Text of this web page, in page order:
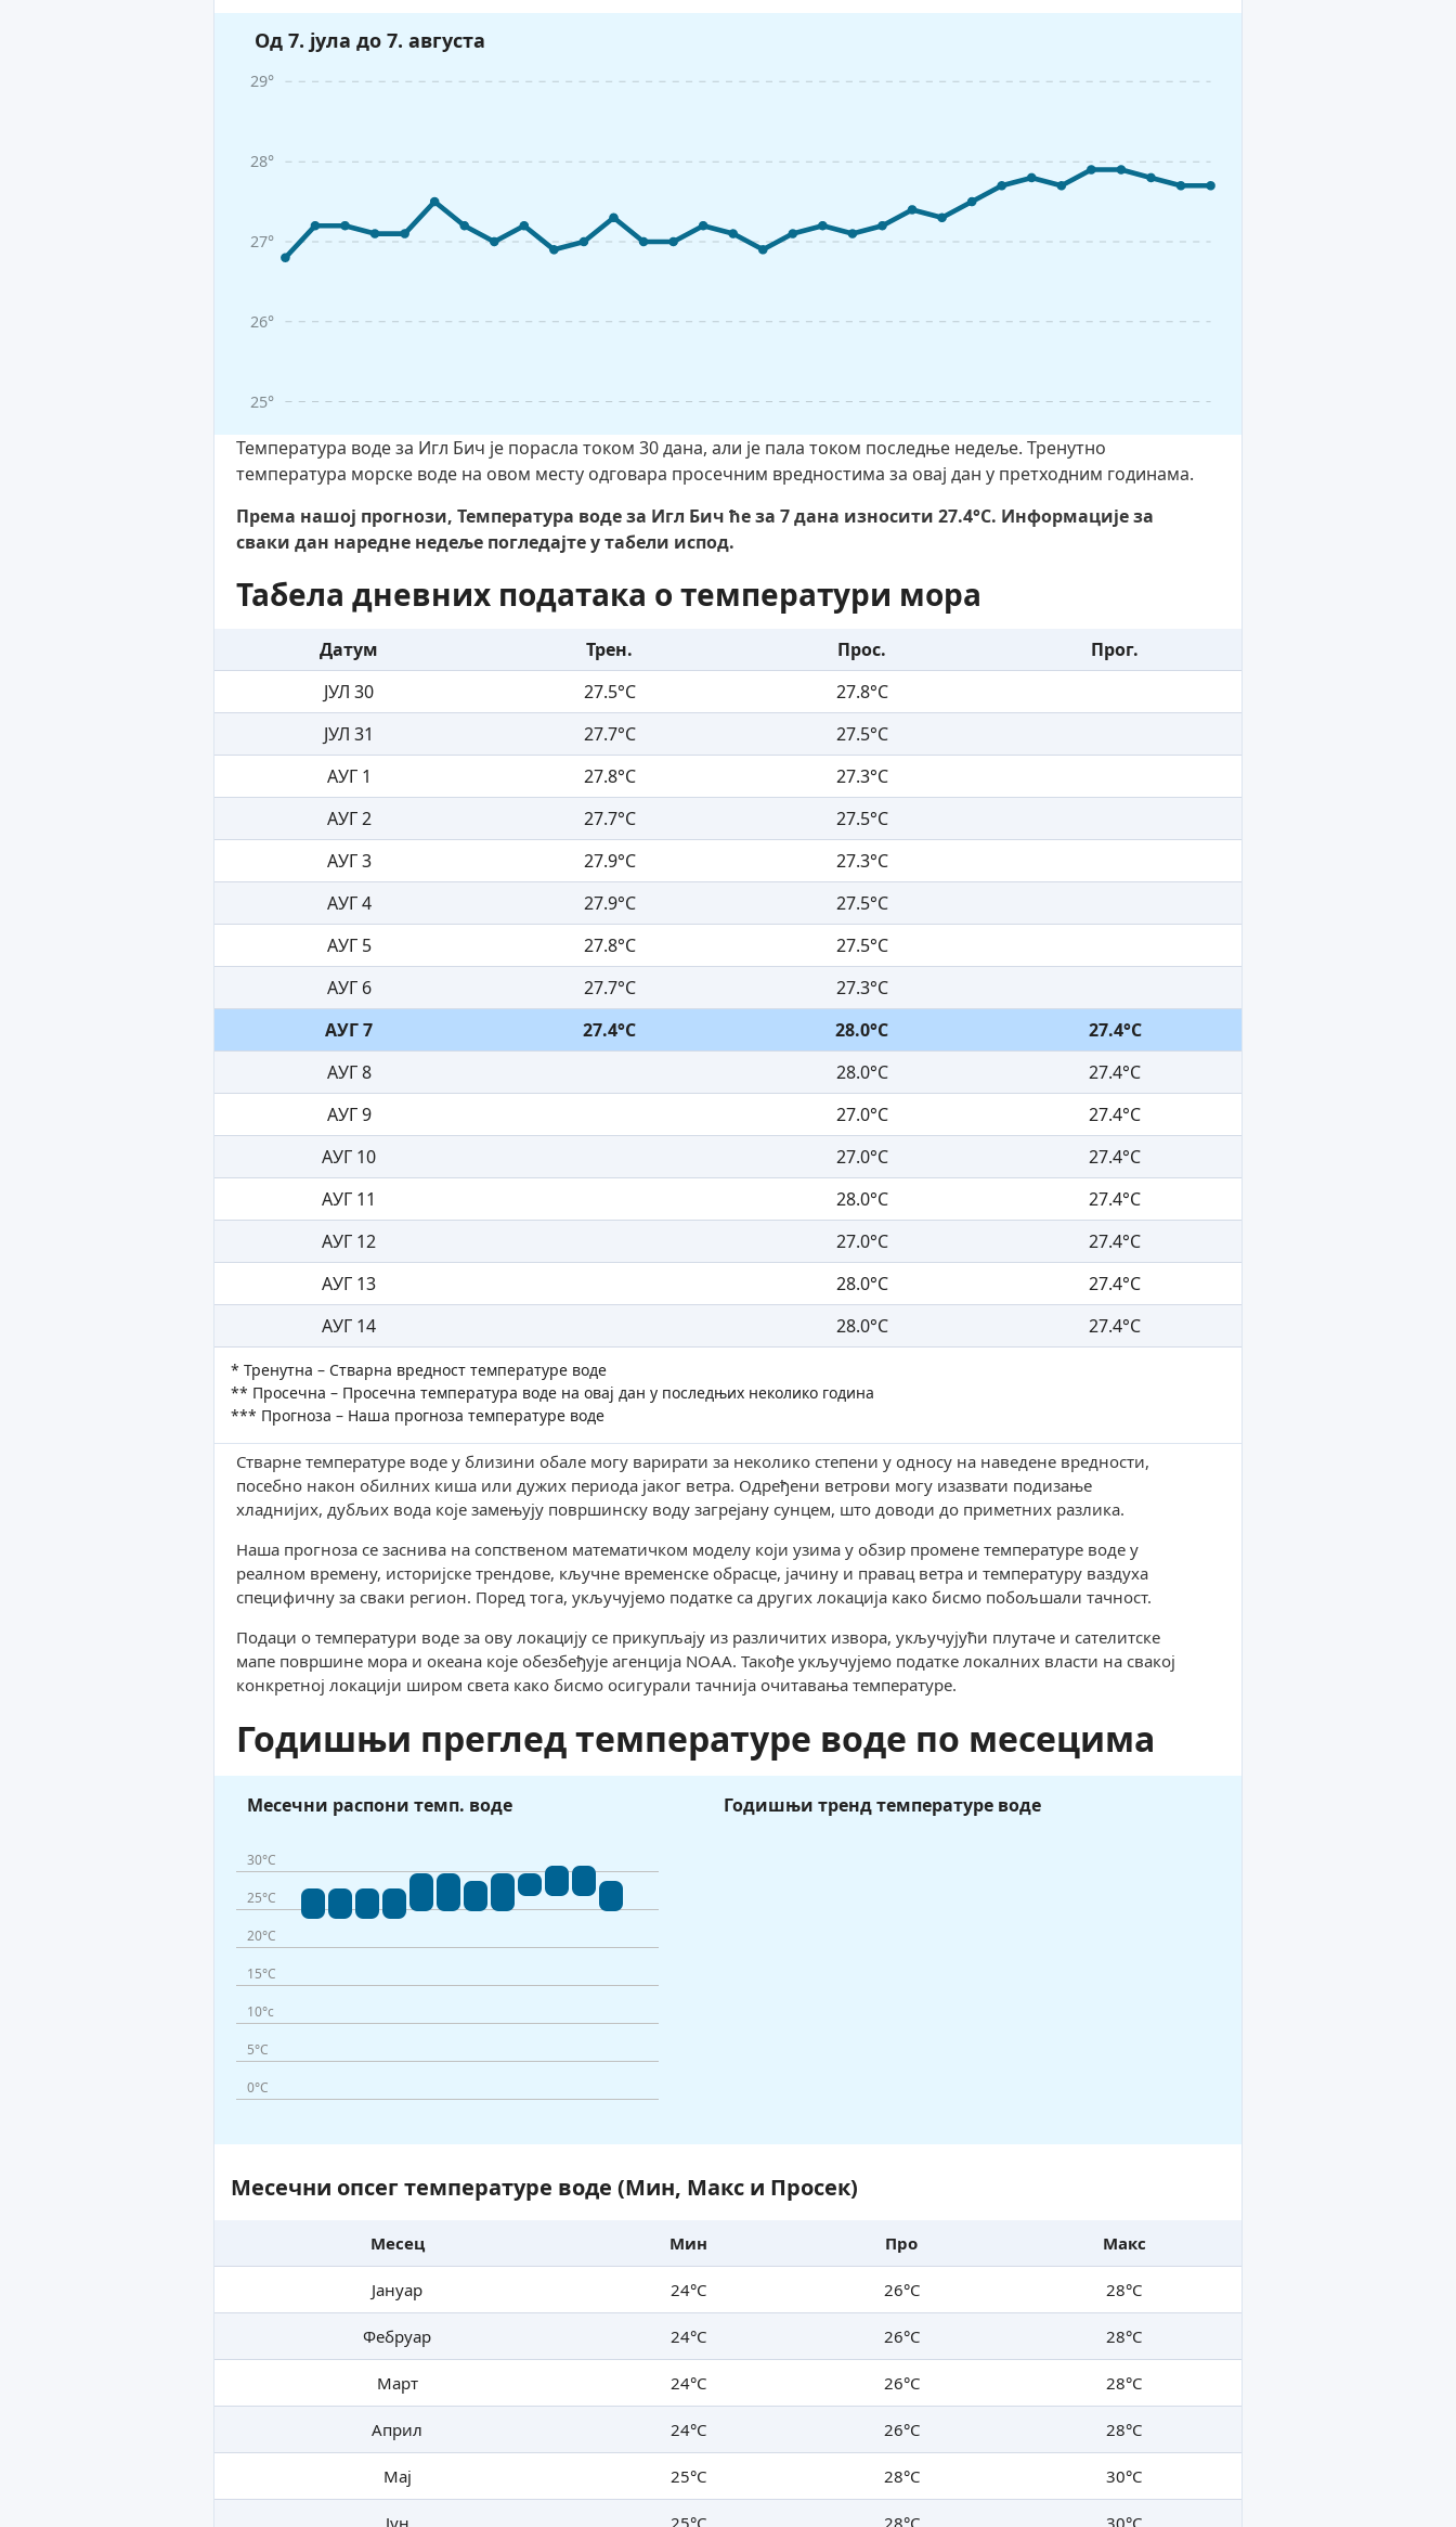
Од 7. јула до 7. августа
25°
26°
27°
28°
29°
Температура воде за Игл Бич је порасла током 30 дана, али је пала током последње недеље. Тренутно
температура морске воде на овом месту одговара просечним вредностима за овај дан у претходним годинама.
Према нашој прогнози, Температура воде за Игл Бич ће за 7 дана износити 27.4°C. Информације за
сваки дан наредне недеље погледајте у табели испод.
Табела дневних података о температури мора
Датум Трен. Прос.
Прог.
ЈУЛ 30
27.5°C
27.8°C
ЈУЛ 31
27.7°C
27.5°C
АУГ 1
27.8°C
27.3°C
АУГ 2
27.7°C
27.5°C
АУГ 3
27.9°C
27.3°C
АУГ 4
27.9°C
27.5°C
АУГ 5
27.8°C
27.5°C
АУГ 6
27.7°C
27.3°C
АУГ 7
27.4°C 28.0°C
27.4°C
АУГ 8
28.0°C
27.4°C
АУГ 9
27.0°C
27.4°C
АУГ 10
27.0°C
27.4°C
АУГ 11
28.0°C
27.4°C
АУГ 12
27.0°C
27.4°C
АУГ 13
28.0°C
27.4°C
АУГ 14
28.0°C 27.4°C
* Тренутна – Стварна вредност температуре воде
** Просечна – Просечна температура воде на овај дан у последњих неколико година
*** Прогноза – Наша прогноза температуре воде
Стварне температуре воде у близини обале могу варирати за неколико степени у односу на наведене вредности,
посебно након обилних киша или дужих периода јаког ветра. Одређени ветрови могу изазвати подизање
хладнијих, дубљих вода које замењују површинску воду загрејану сунцем, што доводи до приметних разлика.
Наша прогноза се заснива на сопственом математичком моделу који узима у обзир промене температуре воде у
реалном времену, историјске трендове, кључне временске обрасце, јачину и правац ветра и температуру ваздуха
специфичну за сваки регион. Поред тога, укључујемо податке са других локација како бисмо побољшали тачност.
Подаци о температури воде за ову локацију се прикупљају из различитих извора, укључујући плутаче и сателитске
мапе површине мора и океана које обезбеђује агенција NOAA. Такође укључујемо податке локалних власти на свакој
конкретној локацији широм света како бисмо осигурали тачнија очитавања температуре.
Годишњи преглед температуре воде по месецима
Месечни распони темп. воде
30°C
25°C
20°C
15°C
10°c
5°C
0°C
Годишњи тренд температуре воде
Месечни опсег температуре воде (Мин, Макс и Просек)
Месец Мин Про Макс
Јануар 24°C 26°C 28°C
Фебруар 24°C 26°C 28°C
Март 24°C 26°C 28°C
Април 24°C 26°C 28°C
Мај 25°C 28°C 30°C